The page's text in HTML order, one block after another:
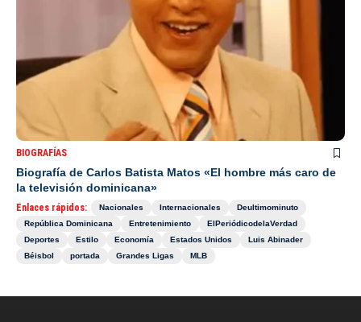
BIOGRAFÍAS
Biografía de Carlos Batista Matos «El hombre más caro de
la televisión dominicana»
Enlaces rápidos: Nacionales Internacionales
Deultimominuto
República Dominicana
Entretenimiento
ElPeriódicodelaVerdad
Deportes
Estilo Economía Estados Unidos
Luis Abinader
Béisbol
portada Grandes Ligas MLB